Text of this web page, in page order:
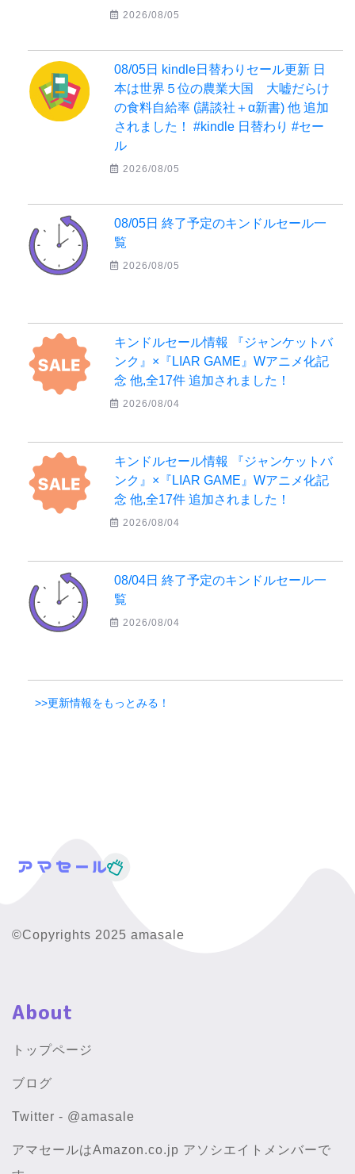
2026/08/05
08/05日 kindle日替わりセール更新 日
本は世界５位の農業大国 大嘘だらけ
の食料自給率 (講談社＋α新書) 他 追加
されました！ #kindle 日替わり #セー
ル
2026/08/05
08/05日 終了予定のキンドルセール一
覧
2026/08/05
キンドルセール情報 『ジャンケットバ
ンク』×『LIAR GAME』Wアニメ化記
念 他,全17件 追加されました！
2026/08/04
キンドルセール情報 『ジャンケットバ
ンク』×『LIAR GAME』Wアニメ化記
念 他,全17件 追加されました！
2026/08/04
08/04日 終了予定のキンドルセール一
覧
2026/08/04
>>更新情報をもっとみる！
©Copyrights 2025 amasale
About
トップページ
ブログ
Twitter - @amasale
アマセールはAmazon.co.jp アソシエイトメンバーで